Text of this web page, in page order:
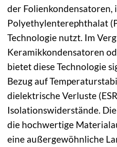
der Folienkondensatoren,
Polyethylenterephthalat
Technologie nutzt. Im
Keramikkondensatoren
bietet diese Technologie
Bezug auf
dielektrische Verluste
Isolationswiderstände.
die hochwertige
eine außergewöhnliche